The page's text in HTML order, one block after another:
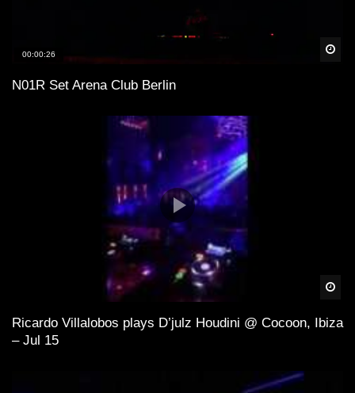
00:00:26
N01R Set Arena Club Berlin
Ricardo Villalobos plays D’julz Houdini @ Cocoon, Ibiza
– Jul 15